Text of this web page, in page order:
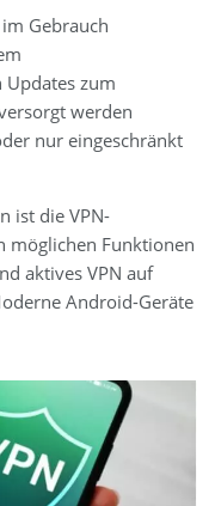
Gebrauch
zum
werden
nur eingeschränkt
ist die VPN-
möglichen Funktionen
aktives VPN auf
Android-Geräte